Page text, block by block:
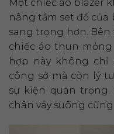
Một chiếc áo blazer
nâng tầm set đồ
sang trọng hơn.
chiếc áo thun mỏng
hợp này không
công sở mà còn lý
sự kiện quan
chân váy suông